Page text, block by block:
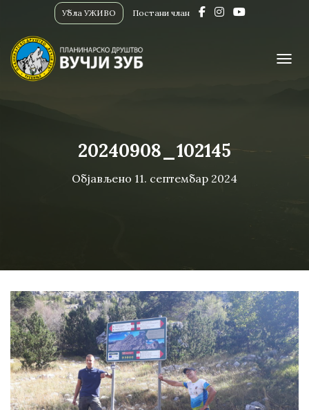
Убла УЖИВО Постани члан
20240908_102145
Објављено 11. септембар 2024